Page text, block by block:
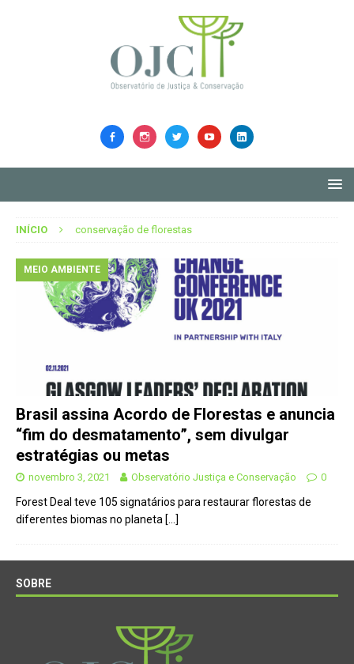
INÍCIO conservação de florestas
MEIO AMBIENTE
Brasil assina Acordo de Florestas e anuncia
“fim do desmatamento”, sem divulgar
estratégias ou metas
novembro 3, 2021 Observatório Justiça e Conservação 0
Forest Deal teve 105 signatários para restaurar florestas de
diferentes biomas no planeta […]
SOBRE